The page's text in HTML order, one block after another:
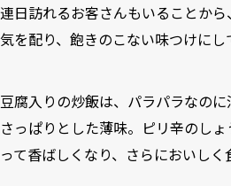
連日訪れるお客さんもいることか
気を配り、飽きのこない味つけにし
豆腐入りの炒飯は、パラパラなのに
さっぱりとした薄味。ピリ辛のし
って香ばしくなり、さらにおいしく